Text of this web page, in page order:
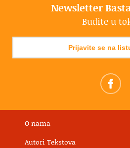
Newsletter
Budite u
Prijavite se na
O nama
Autori Tekstova